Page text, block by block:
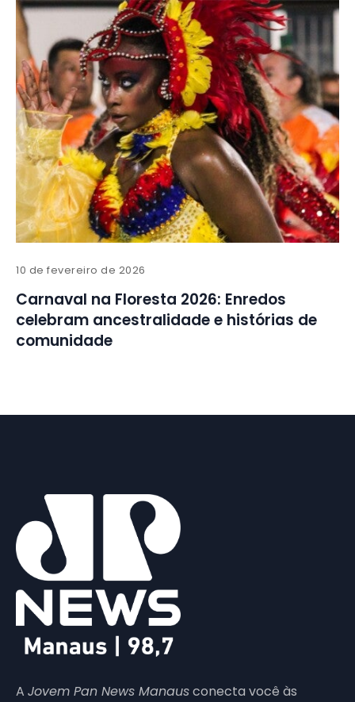
10 de fevereiro de 2026
Carnaval na Floresta 2026: Enredos
celebram ancestralidade e histórias de
comunidade
A Jovem Pan News Manausconecta você às